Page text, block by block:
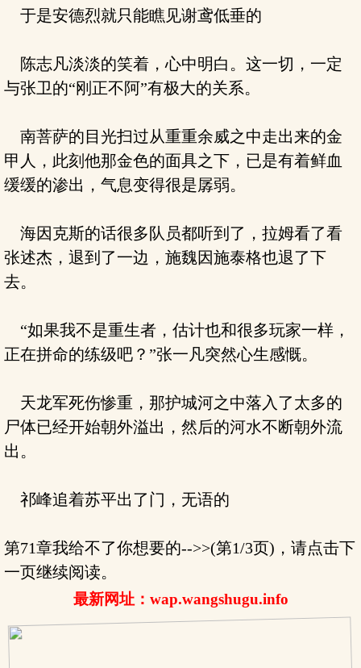
于是安德烈就只能瞧见谢鸢低垂的
陈志凡淡淡的笑着，心中明白。这一切，一定
与张卫的“刚正不阿”有极大的关系。
南菩萨的目光扫过从重重余威之中走出来的金
甲人，此刻他那金色的面具之下，已是有着鲜血
缓缓的渗出，气息变得很是孱弱。
海因克斯的话很多队员都听到了，拉姆看了看
张述杰，退到了一边，施魏因施泰格也退了下
去。
“如果我不是重生者，估计也和很多玩家一样，
正在拼命的练级吧？”张一凡突然心生感慨。
天龙军死伤惨重，那护城河之中落入了太多的
尸体已经开始朝外溢出，然后的河水不断朝外流
出。
祁峰追着苏平出了门，无语的
第71章我给不了你想要的-->>(第1/3页)，请点击下
一页继续阅读。
最新网址：wap.wangshugu.info